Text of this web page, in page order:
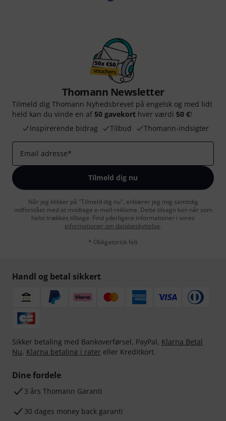
Thomann Newsletter
Tilmeld dig Thomann Nyhedsbrevet på engelsk og med lidt
held kan du vinde en af 50 gavekort hver værdi 50 €!
Inspirerende bidrag
Tilbud Thomann-indsigter
Email adresse*
Tilmeld dig nu
Når jeg klikker på "Tilmeld dig nu", erklærer jeg mig samtidig
indforstået med at modtage e-mail-reklame. Dette tilsagn kan når som
helst trækkes tilbage. Find yderligere informationer i vores
informationer om databeskyttelse.
* Obligatorisk felt
Handl og betal sikkert
Sikker betaling med Bankoverførsel, PayPal, Klarna Betal
Nu, Klarna betaling i rater eller Kreditkort.
Dine fordele
3 års Thomann Garanti
30 dages money back garanti